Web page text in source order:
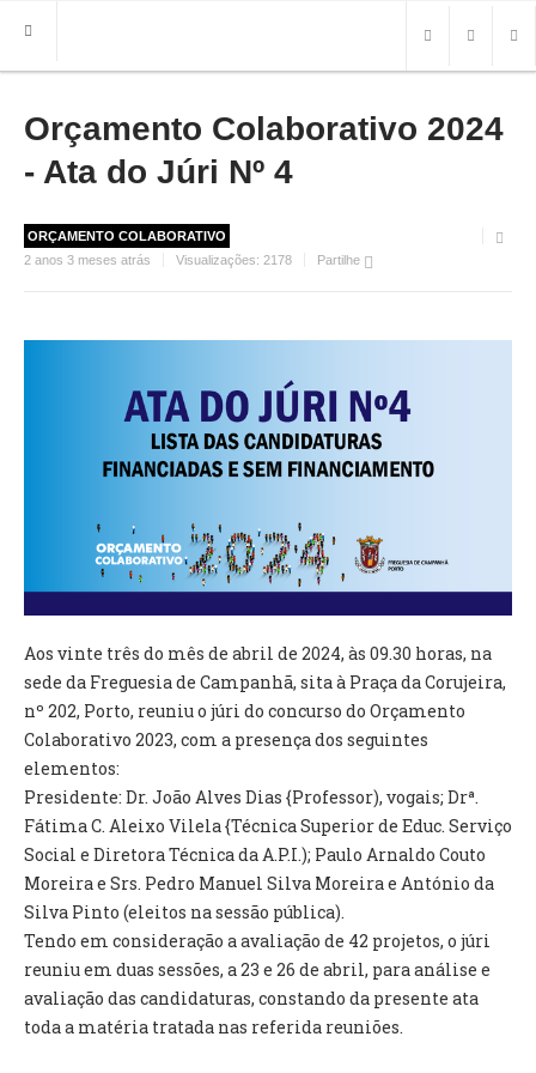
HOME
FREGUESIA
INFO
HISTÓRIA
IMPRENSA
CONSTITUIÇÃO
PRESIDENTE
EXECUTIVO E PELOUROS
ASSEMBLEIA DE FREGUESIA
GRAVAÇÕES DAS REUNIÕES PÚBLICAS DO EXECUTIVO
ATAS E DOCUMENTOS DA ASSEMBLEIA
EDITAIS
REGULAMENTOS E TAXAS
PLANO E ORÇAMENTO
Orçamento Colaborativo 2024
- Ata do Júri Nº 4
ORÇAMENTO COLABORATIVO
2 anos 3 meses atrás
Visualizações: 2178 Partilhe
Aos vinte três do mês de abril de 2024, às 09.30 horas, na
sede da Freguesia de Campanhã, sita à Praça da Corujeira,
nº 202, Porto, reuniu o júri do concurso do Orçamento
Colaborativo 2023, com a presença dos seguintes
elementos:
Presidente: Dr. João Alves Dias {Professor), vogais; Drª.
Fátima C. Aleixo Vilela {Técnica Superior de Educ. Serviço
Social e Diretora Técnica da A.P.I.); Paulo Arnaldo Couto
Moreira e Srs. Pedro Manuel Silva Moreira e António da
Silva Pinto (eleitos na sessão pública).
Tendo em consideração a avaliação de 42 projetos, o júri
reuniu em duas sessões, a 23 e 26 de abril, para análise e
avaliação das candidaturas, constando da presente ata
toda a matéria tratada nas referida reuniões.